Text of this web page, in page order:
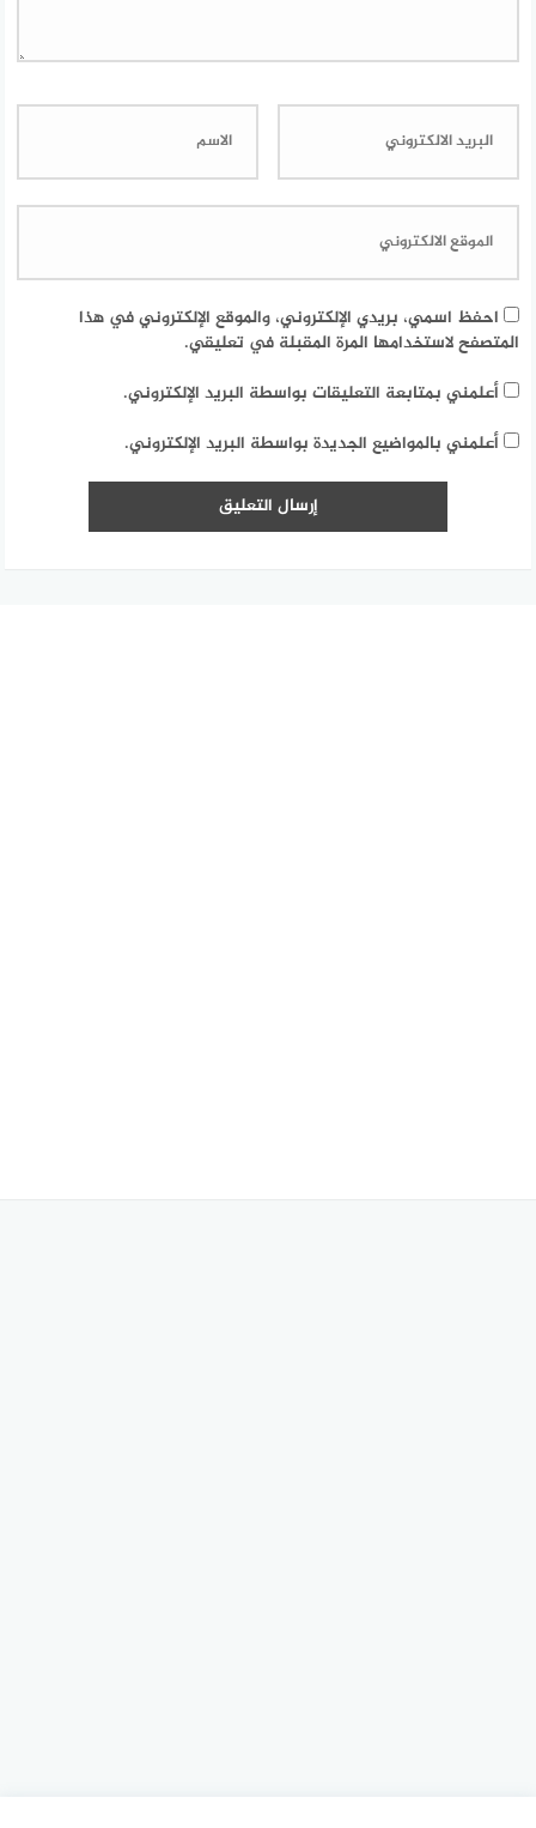
احفظ اسمي، بريدي الإلكتروني، والموقع الإلكتروني في هذا
المتصفح لاستخدامها المرة المقبلة في تعليقي.
أعلمني بمتابعة التعليقات بواسطة البريد الإلكتروني.
أعلمني بالمواضيع الجديدة بواسطة البريد الإلكتروني.